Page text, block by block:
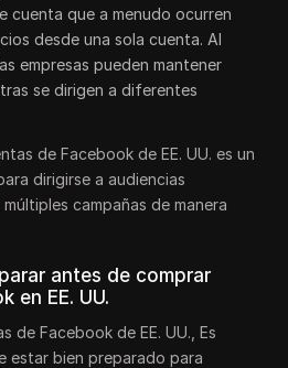
cuenta que a menudo ocurren
desde una sola cuenta. Al
empresas pueden mantener
se dirigen a diferentes
de Facebook de EE. UU. es un
dirigirse a audiencias
campañas de manera
antes de comprar
en EE. UU.
de Facebook de EE. UU., Es
estar bien preparado para